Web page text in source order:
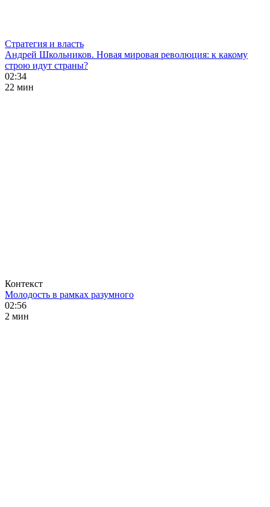
Стратегия и власть
Андрей Школьников. Новая мировая революция: к какому
строю идут страны?
02:34
22 мин
Контекст
Молодость в рамках разумного
02:56
2 мин